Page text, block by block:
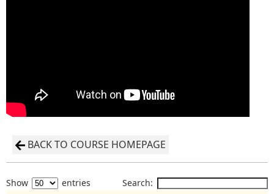
BACK TO COURSE HOMEPAGE
Show entries Search: